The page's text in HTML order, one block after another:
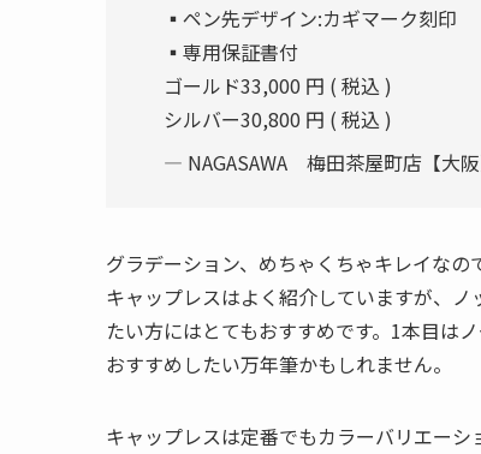
▪︎ペン先デザイン:カギマーク刻印
▪︎専用保証書付
ゴールド33,000 円 ( 税込 )
シルバー30,800 円 ( 税込 )
— NAGASAWA 梅田茶屋町店【大
グラデーション、めちゃくちゃキレイなの
キャップレスはよく紹介していますが、
たい方にはとてもおすすめです。1本目は
おすすめしたい万年筆かもしれません。
キャップレスは定番でもカラーバリエーシ